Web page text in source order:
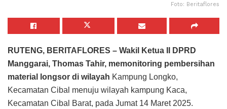
Foto: Beritaflores
RUTENG, BERITAFLORES – Wakil Ketua II DPRD
Manggarai, Thomas Tahir, memonitoring pembersihan
material longsor di wilayah Kampung Longko,
Kecamatan Cibal menuju wilayah kampung Kaca,
Kecamatan Cibal Barat, pada Jumat 14 Maret 2025.